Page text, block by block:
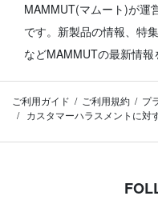
MAMMUT(マムート)が運
です。 新製品の情報、特
などMAMMUTの最新情報
ご利用ガイド ご利用規約
プ
カスタマーハラスメントに対